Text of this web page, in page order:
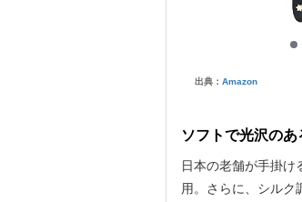
出典： Amazon
ソフトで光沢の
日本の老舗が手掛け
用。さらに、シルク